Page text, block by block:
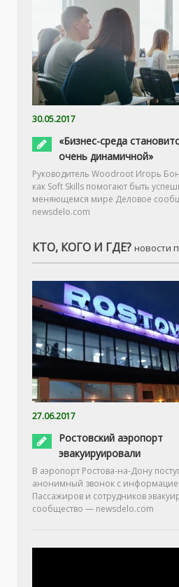
30.05.2017
«Бизнес-среда
очень динамичной»
Руководитель Woodroot Игорь
как Soft Skills помогают быть
меняющемся мире Деловое
newsdelo.com
КТО, КОГО И ГДЕ? новости
27.06.2017
Ростовский аэропорт
эвакуируировали
В аэропорт Ростова-на-Дону
анонимный звонок с
Пассажиров и сотрудников
сообщество — newsdelo.com